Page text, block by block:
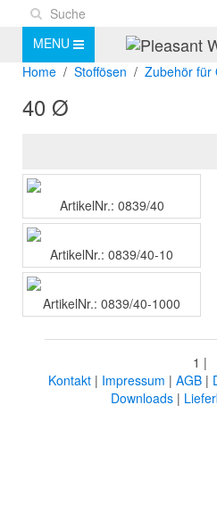
MENU
Home
Stoffösen Zubehör für
40 Ø
ArtikelNr.: 0839/40
ArtikelNr.: 0839/40-10
ArtikelNr.: 0839/40-1000
1 |
Kontakt| Impressum | AGB|
Downloads|